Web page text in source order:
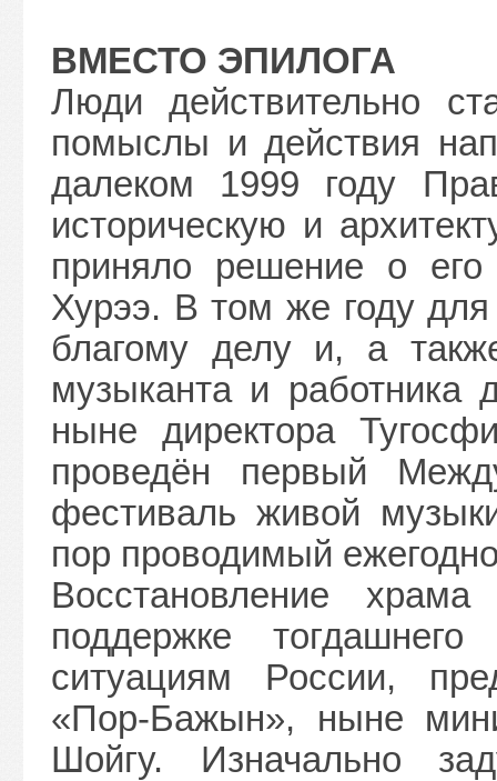
ВМЕСТО ЭПИЛОГА
Люди действительно
помыслы и действия
далеком 1999 году
историческую и
приняло решение о его
Хурээ. В том же году
благому делу и, а
музыканта и работника
ныне директора
проведён первый
фестиваль живой
пор проводимый
Восстановление
поддержке
ситуациям России,
«Пор-Бажын», ныне
Шойгу. Изначально